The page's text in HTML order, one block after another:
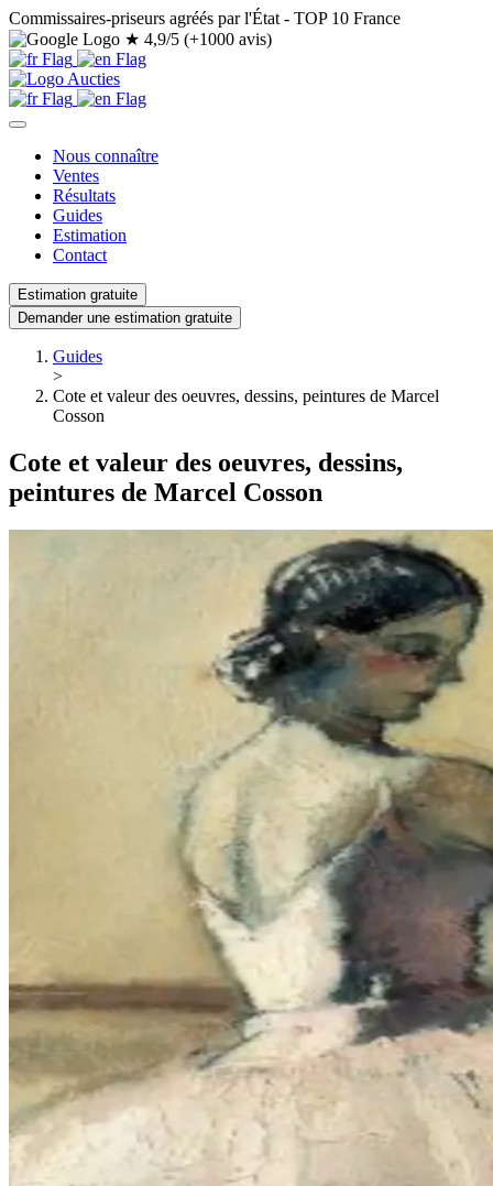
Commissaires-priseurs agréés par l'État - TOP 10 France
★ 4,9/5 (+1000 avis)
Nous connaître
Ventes
Résultats
Guides
Estimation
Contact
Estimation gratuite
Demander une estimation gratuite
Guides
>
Cote et valeur des oeuvres, dessins, peintures de Marcel
Cosson
Cote et valeur des oeuvres, dessins,
peintures de Marcel Cosson